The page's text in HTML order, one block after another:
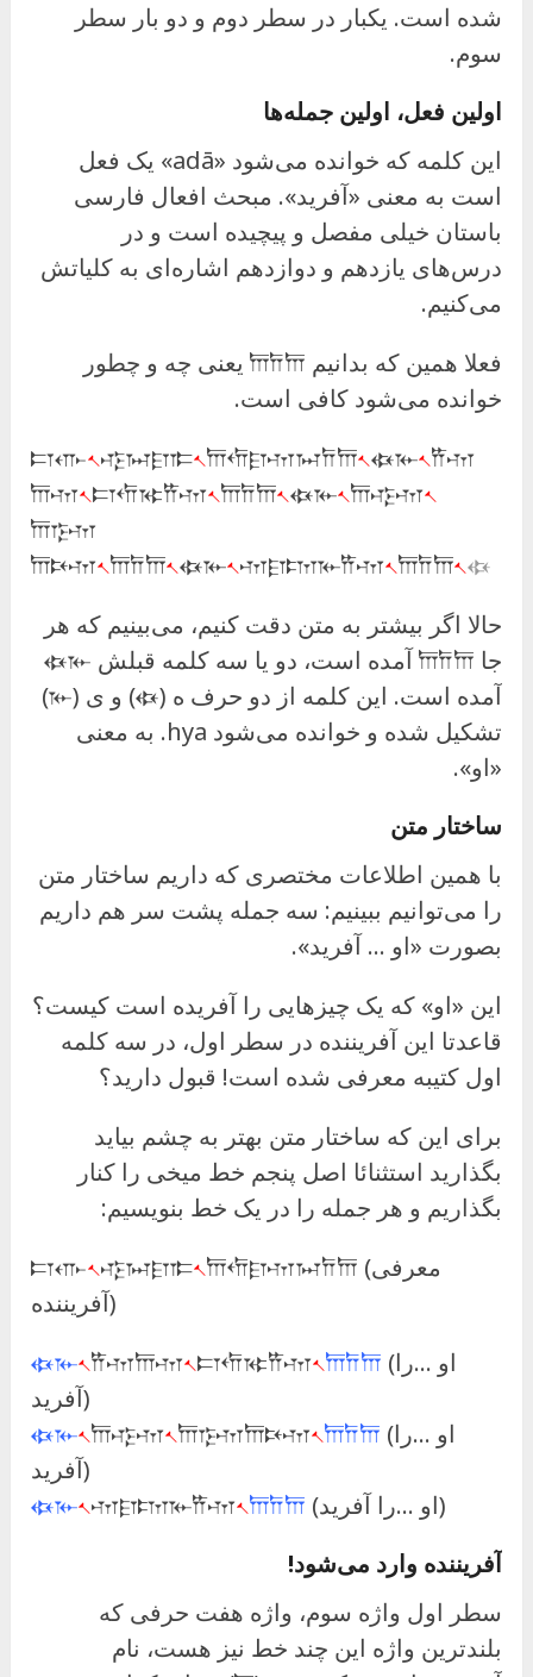
شده است. یکبار در سطر دوم و دو بار سطر
سوم.
اولین فعل، اولین جمله‌ها
این کلمه که خوانده می‌شود «adā» یک فعل
است به معنی «آفرید». مبحث افعال فارسی
باستان خیلی مفصل و پیچیده است و در
درس‌های یازدهم و دوازدهم اشاره‌ای به کلیاتش
می‌کنیم.
فعلا همین که بدانیم 𐎠𐎭𐎠 یعنی چه و چطور
خوانده می‌شود کافی است.
𐎲𐎥𐏐𐎺𐏀𐎼𐎣𐏐𐎠𐎢𐎼𐎶𐏀𐎭𐎠𐏐𐏃𐎹𐏐𐎡𐎶
𐎠𐎶𐏐𐎲𐎢𐎷𐎡𐎶𐏐𐎠𐎭𐎠𐏐𐏃𐎹𐏐𐎠𐎺𐎶𐏐
𐎠𐎿𐎶
𐎠𐎴𐎶𐏐𐎠𐎭𐎠𐏐𐏃𐎹𐏐𐎶𐎼𐎫𐎹𐎡𐎶𐏐𐎠𐎭𐎠𐏐𐏃
حالا اگر بیشتر به متن دقت کنیم، می‌بینیم که هر
جا 𐎠𐎭𐎠 آمده است، دو یا سه کلمه قبلش 𐏃𐎹
آمده است. این کلمه از دو حرف ه (𐏃) و ی (𐎹)
تشکیل شده و خوانده می‌شود hya. به معنی
«او».
ساختار متن
با همین اطلاعات مختصری که داریم ساختار متن
را می‌توانیم ببینیم: سه جمله پشت سر هم داریم
بصورت «او … آفرید».
این «او» که یک چیزهایی را آفریده است کیست؟
قاعدتا این آفریننده در سطر اول، در سه کلمه
اول کتیبه معرفی شده است! قبول دارید؟
برای این که ساختار متن بهتر به چشم بیاید
بگذارید استثنائا اصل پنجم خط میخی را کنار
بگذاریم و هر جمله را در یک خط بنویسیم:
𐎲𐎥𐏐𐎺𐏀𐎼𐎣𐏐𐎠𐎢𐎼𐎶𐏀𐎭𐎠 (معرفی
آفریننده)
𐏃𐎹𐏐𐎡𐎶𐎠𐎶𐏐𐎲𐎢𐎷𐎡𐎶𐏐𐎠𐎭𐎠 (او …را
آفرید)
𐏃𐎹𐏐𐎠𐎺𐎶𐏐𐎠𐎿𐎶𐎠𐎴𐎶𐏐𐎠𐎭𐎠 (او …را
آفرید)
𐏃𐎹𐏐𐎶𐎼𐎫𐎹𐎡𐎶𐏐𐎠𐎭𐎠
(او …را آفرید)
آفریننده وارد می‌شود!
سطر اول واژه سوم، واژه هفت حرفی که
بلندترین واژه این چند خط نیز هست، نام